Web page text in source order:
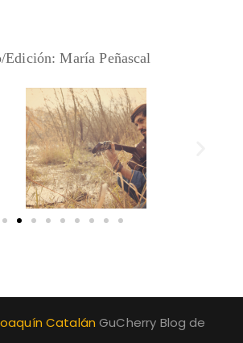
Edición: María Peñascal
Catalán GuCherry Blog de